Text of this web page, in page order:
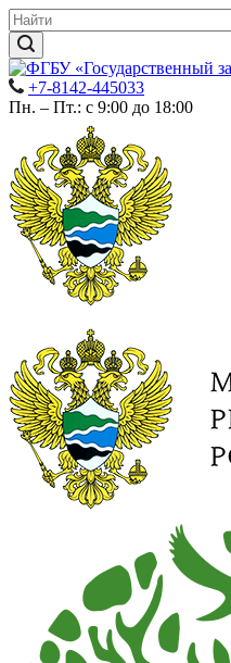
+7-8142-445033
Пн. – Пт.: с 9:00 до 18:00